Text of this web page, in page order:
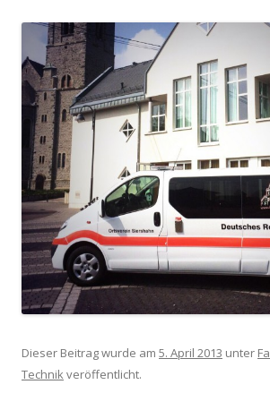
Dieser Beitrag wurde am 5. April 2013 unter
Technikveröffentlicht.